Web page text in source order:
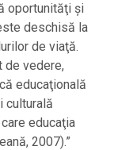
oportunităţi şi
deschisă la
de viaţă.
de vedere,
educaţională
culturală
educaţia
2007).”